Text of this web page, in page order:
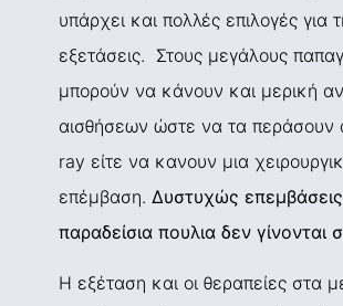
υπάρχει και πολλές επιλογές για
εξετάσεις. Στους μεγάλους
μπορούν να κάνουν και μερική
αισθήσεων ώστε να τα περάσουν
ray είτε να κανουν μια
επέμβαση. Δυστυχώς
παραδείσια πουλια δεν γίνονται
Η εξέταση και οι θεραπείες στα